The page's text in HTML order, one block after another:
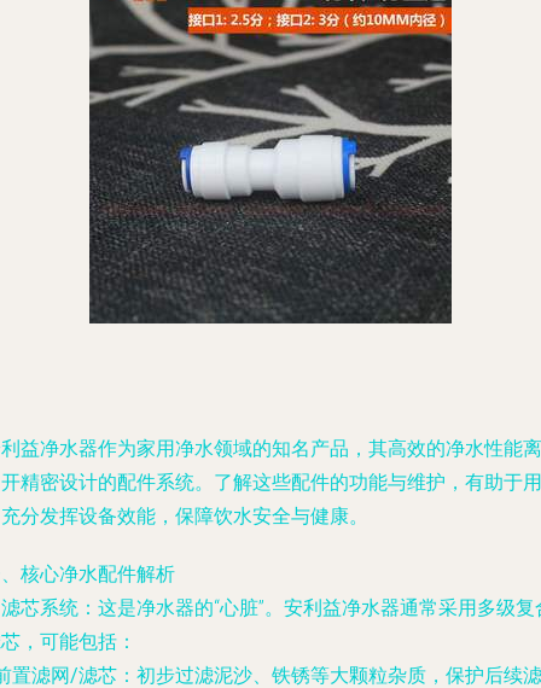
益净水器作为家用净水领域的知名产品，其高效的净水性能离
精密设计的配件系统。了解这些配件的功能与维护，有助于用
分发挥设备效能，保障饮水安全与健康。
核心净水配件解析
滤芯系统 ：这是净水器的“心脏”。安利益净水器通常采用多级复
，可能包括：
置滤网/滤芯 ：初步过滤泥沙、铁锈等大颗粒杂质，保护后续滤